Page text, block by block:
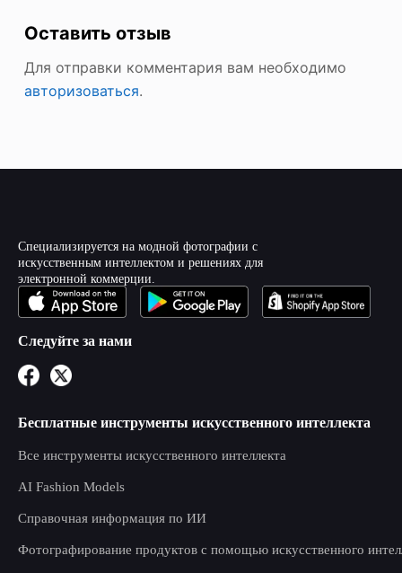
Оставить отзыв
Для отправки комментария вам необходимо
авторизоваться.
Специализируется на модной фотографии с
искусственным интеллектом и решениях для
электронной коммерции.
Следуйте за нами
Бесплатные инструменты искусственного интеллекта
Все инструменты искусственного интеллекта
AI Fashion Models
Справочная информация по ИИ
Фотографирование продуктов с помощью искусственного